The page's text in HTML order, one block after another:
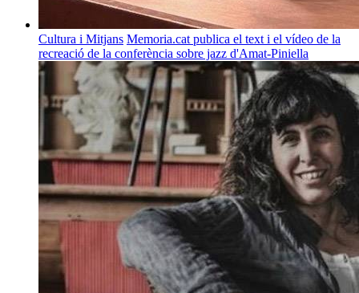
Cultura i Mitjans Memoria.cat publica el text i el vídeo de la
recreació de la conferència sobre jazz d'Amat-Piniella